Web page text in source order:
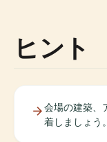
ヒント
会場の建築、
着しましょう。